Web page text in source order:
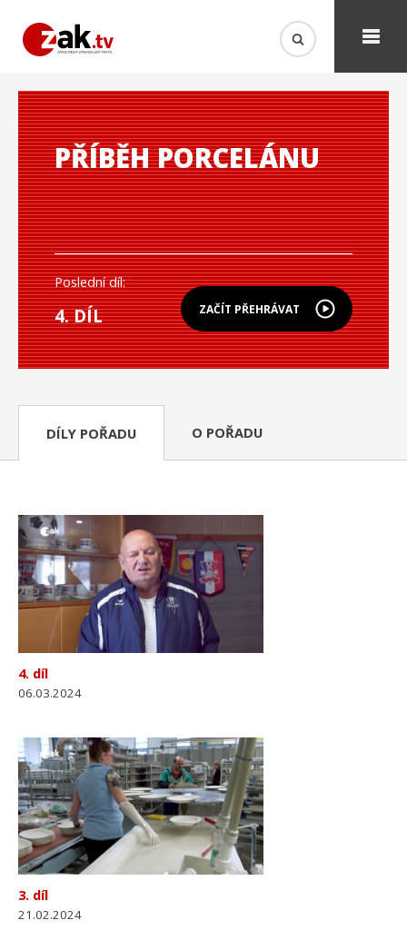
PŘÍBĚH PORCELÁNU
ZAČÍT PŘEHRÁVAT
Poslední díl:
4. DÍL
DÍLY POŘADU O POŘADU
4. díl
06.03.2024
3. díl
21.02.2024